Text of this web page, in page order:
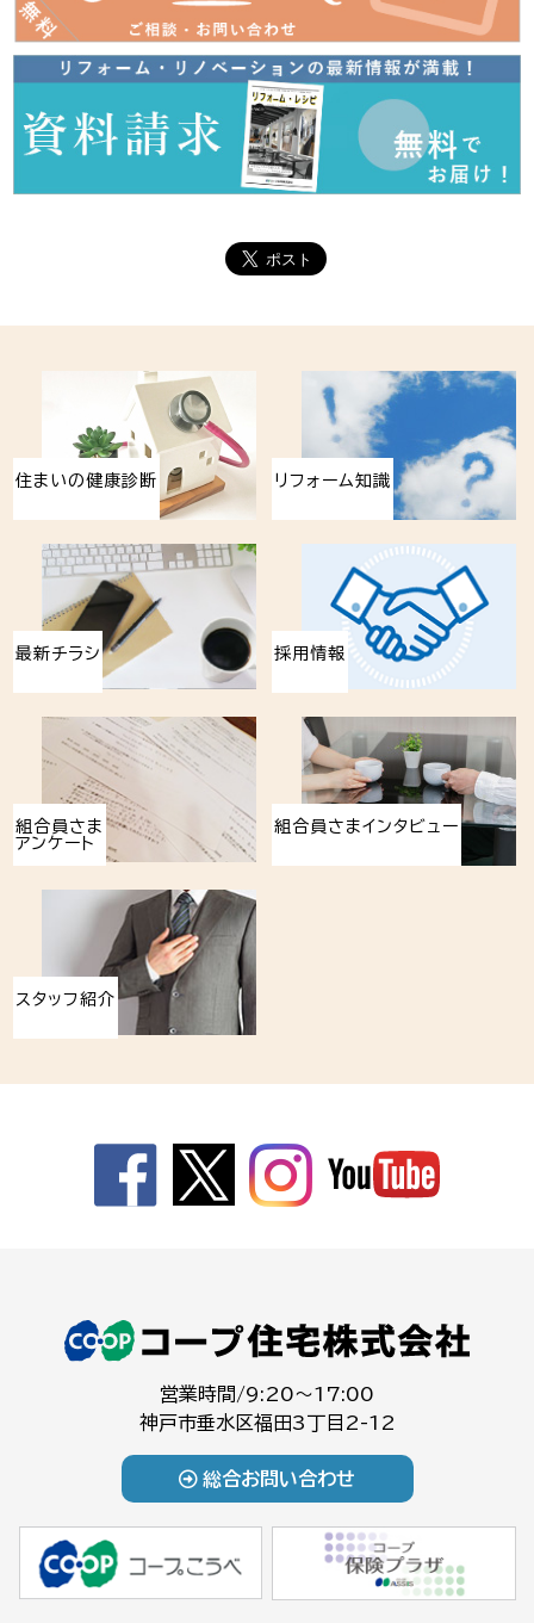
住まいの健康診断 リフォーム知識
最新チラシ 採用情報
組合員さま
アンケート
組合員さまインタビュー
スタッフ紹介
営業時間/9:20～17:00
神戸市垂水区福田3丁目2-12
総合お問い合わせ